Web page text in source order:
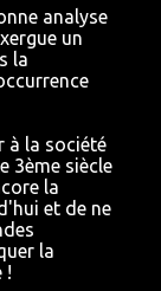
analyse
un
la
à la société
3ème siècle
la
et de ne
la
!